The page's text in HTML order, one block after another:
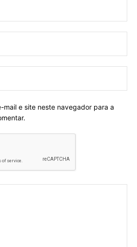
mail e site neste navegador para a